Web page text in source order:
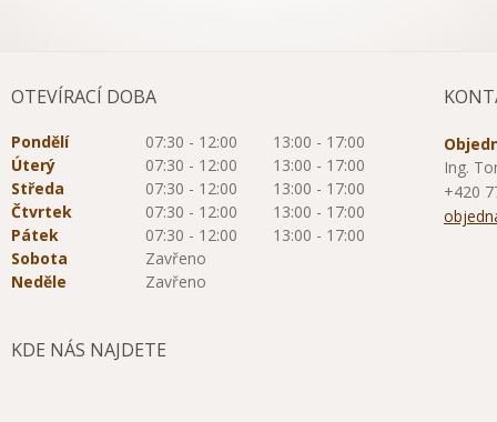
OTEVÍRACÍ DOBA
Pondělí 07:30 - 12:00
13:00 - 17:00
Úterý
07:30 - 12:00
13:00 - 17:00
Středa
07:30 - 12:00
13:00 - 17:00
Čtvrtek
07:30 - 12:00
13:00 - 17:00
Pátek
07:30 - 12:00
13:00 - 17:00
Sobota
Zavřeno
Neděle
Zavřeno
Ing.
+420
KDE NÁS NAJDETE